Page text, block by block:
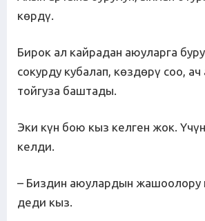
көрдү.
Бирок ал кайрадан аюуларга
сокурду кубалап, көздөрү соо,
тойгуза баштады.
Эки күн бою кыз келген жок.
келди.
– Биздин аюулардын жашоолору
деди кыз.